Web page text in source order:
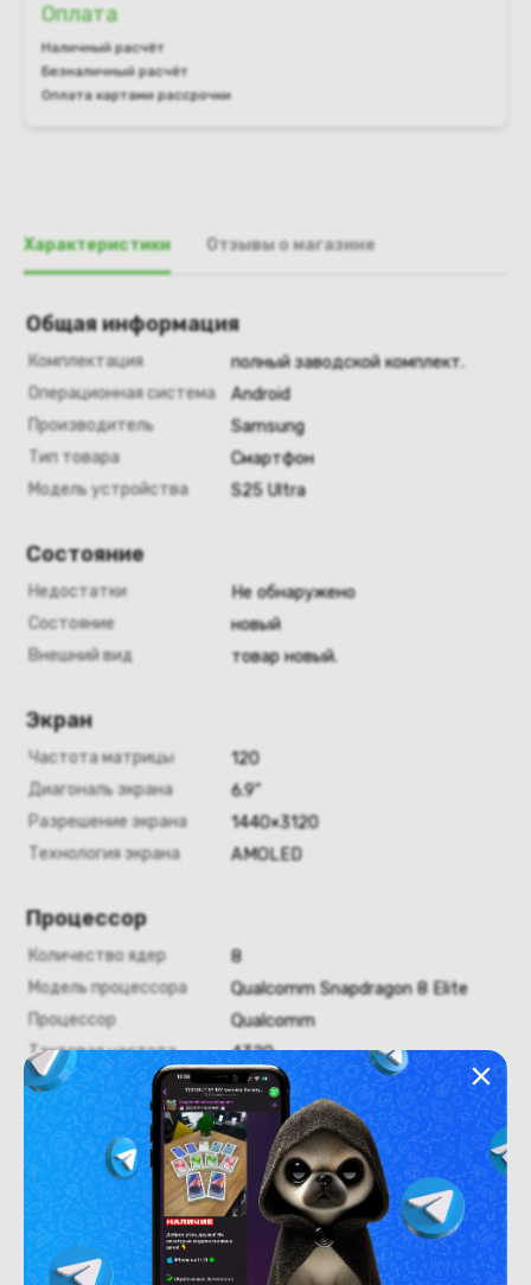
Оплата
Наличный расчёт
Безналичный расчёт
Оплата картами рассрочки
Характеристики Отзывы о магазине
Общая информация
Комплектация
полный заводской комплект.
Операционная система
Android
Производитель
Samsung
Тип товара
Смартфон
Модель устройства
S25 Ultra
Состояние
Недостатки
Не обнаружено
Состояние
новый
Внешний вид
товар новый.
Экран
Частота матрицы
120
Диагональ экрана
6.9"
Разрешение экрана
1440×3120
Технология экрана
AMOLED
Процессор
Количество ядер
8
Модель процессора
Qualcomm Snapdragon 8 Elite
Процессор
Qualcomm
Тактовая частота
4320
Оперативная память
Оперативная память 12
Хранение данных
Емкость накопителя